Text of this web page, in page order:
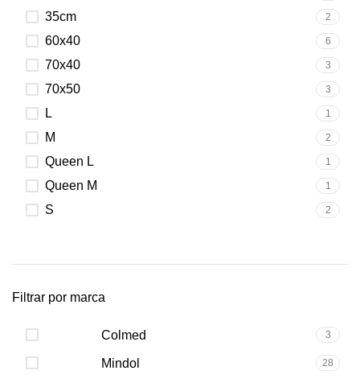
35cm 2
60x40 6
70x40 3
70x50 3
L 1
M 2
Queen L 1
Queen M 1
S 2
Filtrar por marca
Colmed 3
Mindol 28